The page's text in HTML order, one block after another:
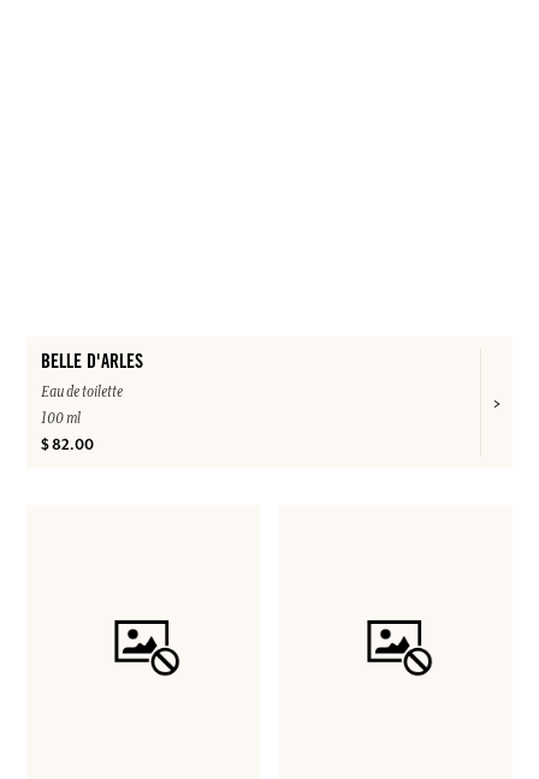
BELLE D'ARLES
Eau de toilette
100 ml
$ 82.00